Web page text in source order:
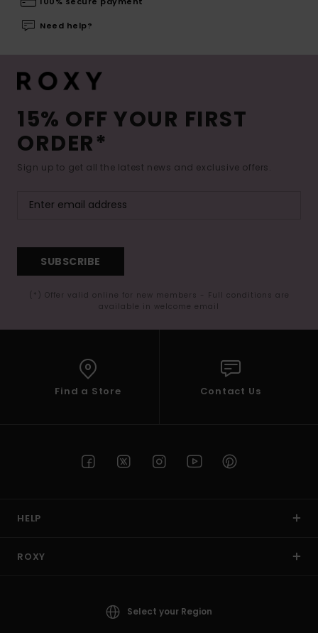
Need help?
15% OFF YOUR FIRST
ORDER*
Sign up to get all the latest news and exclusive offers.
SUBSCRIBE
(*) Offer valid online for new members - Full conditions are
available in welcome email
Find a Store Contact Us
HELP
ROXY
Select your Region